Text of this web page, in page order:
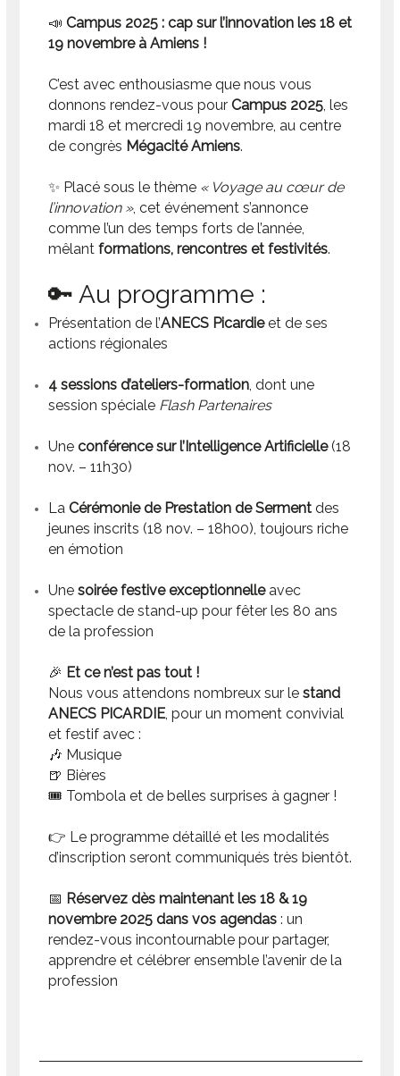
📣Campus 2025 : cap sur l’innovation les 18 et
19 novembre à Amiens !
C’est avec enthousiasme que nous vous
donnons rendez-vous pourCampus 2025, les
mardi 18 et mercredi 19 novembre, au centre
de congrès Mégacité Amiens.
✨ Placé sous le thème « Voyage au cœur de
l’innovation », cet événement s’annonce
comme l’un des temps forts de l’année,
mêlantformations, rencontres et festivités.
🔑 Au programme :
Présentation de l’ANECS Picardieet de ses
actions régionales
4 sessions d’ateliers-formation, dont une
session spéciale Flash Partenaires
Uneconférence sur l’Intelligence Artificielle(18
nov. – 11h30)
LaCérémonie de Prestation de Serment des
jeunes inscrits (18 nov. – 18h00), toujours riche
en émotion
Unesoirée festive exceptionnelleavec
spectacle de stand-up pour fêter les 80 ans
de la profession
🎉 Et ce n’est pas tout !
Nous vous attendons nombreux sur lestand
ANECS PICARDIE, pour un moment convivial
et festif avec :
🎶 Musique
🍺 Bières
🎟️ Tombola et de belles surprises à gagner !
👉 Le programme détaillé et les modalités
d’inscription seront communiqués très bientôt.
📅 Réservez dès maintenant les 18 & 19
novembre 2025 dans vos agendas : un
rendez-vous incontournable pour partager,
apprendre et célébrer ensemble l’avenir de la
profession